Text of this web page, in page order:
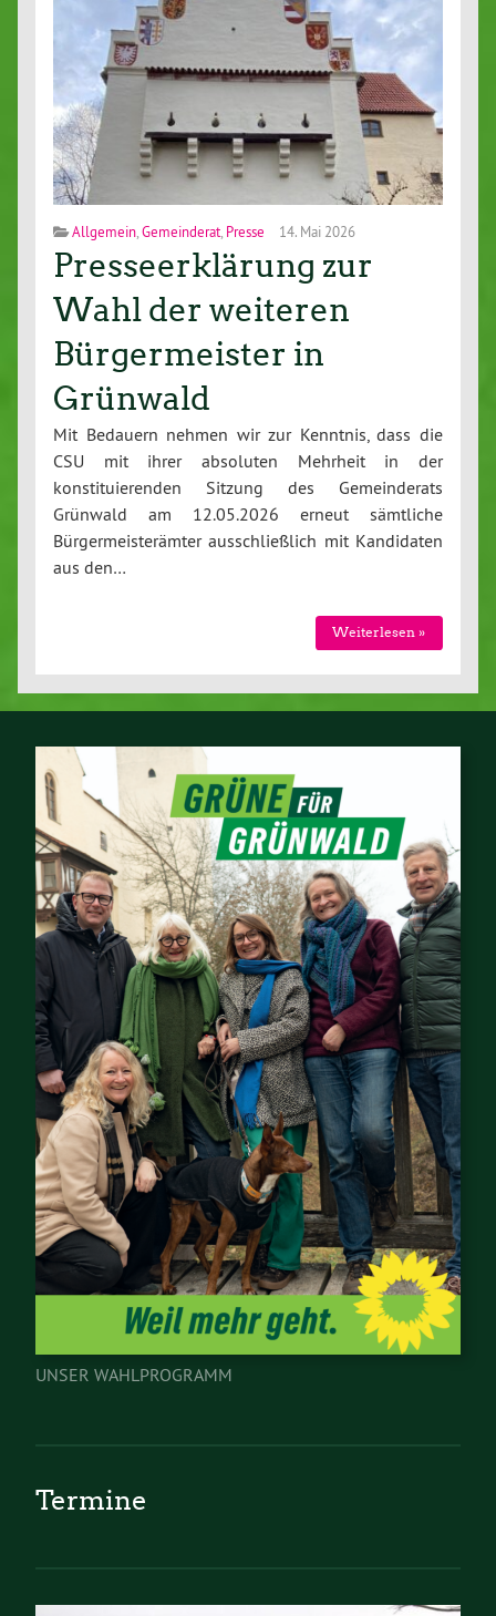
Allgemein,Gemeinderat, Presse 14. Mai 2026
Presseerklärung zur
Wahl der weiteren
Bürgermeister in
Grünwald
Mit Bedauern nehmen wir zur Kenntnis, dass die
CSU mit ihrer absoluten Mehrheit in der
konstituierenden Sitzung des Gemeinderats
Grünwald am 12.05.2026 erneut sämtliche
Bürgermeisterämter ausschließlich mit Kandidaten
aus den…
Weiterlesen »
UNSER WAHLPROGRAMM
Termine